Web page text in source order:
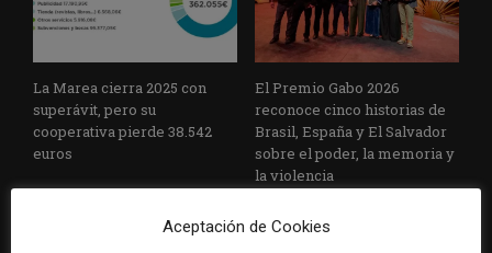
La Marea cierra 2025 con
superávit, pero su
cooperativa pierde 38.542
euros
El Premio Gabo 2026
reconoce cinco historias de
Brasil, España y El Salvador
sobre el poder, la memoria y
la violencia
Aceptación de Cookies